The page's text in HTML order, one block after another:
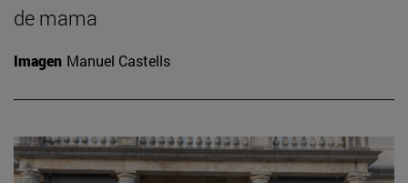
de mama
Imagen Manuel Castells